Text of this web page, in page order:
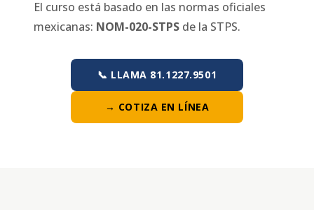
El curso está basado en las normas oficiales
mexicanas: NOM-020-STPS de la STPS.
📞 LLAMA 81.1227.9501
→ COTIZA EN LÍNEA